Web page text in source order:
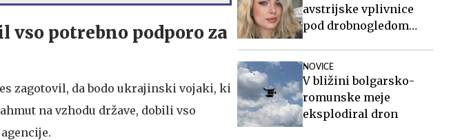
vso potrebno podporo za
zagotovil, da bodo ukrajinski vojaki, ki
na vzhodu države, dobili vso
avstrijske vplivnice
pod drobnogledom
NOVICE
V bližini bolgarsko-
romunske meje
eksplodiral dron